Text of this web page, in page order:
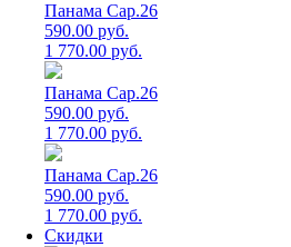
Панама Cap.26
590.00 руб.
1 770.00 руб.
Панама Cap.26
590.00 руб.
1 770.00 руб.
Панама Cap.26
590.00 руб.
1 770.00 руб.
Скидки